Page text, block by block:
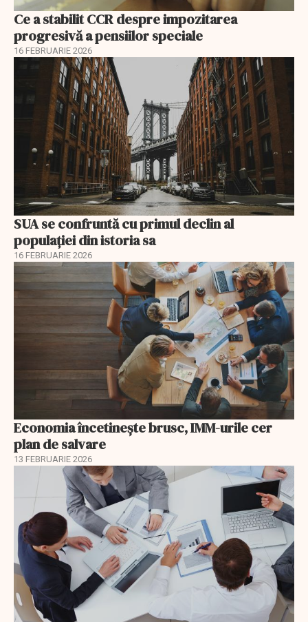
Ce a stabilit CCR despre impozitarea
progresivă a pensiilor speciale
16 FEBRUARIE 2026
SUA se confruntă cu primul declin al
populației din istoria sa
16 FEBRUARIE 2026
Economia încetinește brusc, IMM-urile cer
plan de salvare
13 FEBRUARIE 2026